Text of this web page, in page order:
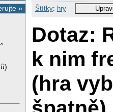
»
Štítky: hry
Dotaz:
k nim
(hra